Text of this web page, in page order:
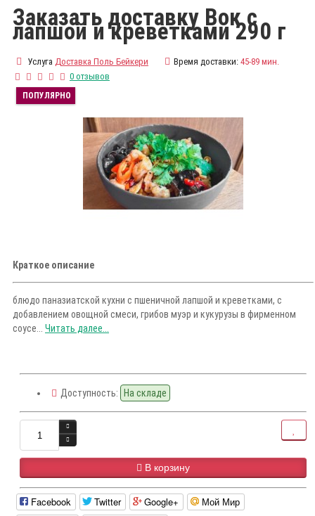
Заказать доставку Вок с
лапшой и креветками 290 г
Услуга Доставка Поль Бейкери Время доставки: 45-89 мин.
0 отзывов
ПОПУЛЯРНО
Краткое описание
блюдо паназиатской кухни с пшеничной лапшой и креветками, с
добавлением овощной смеси, грибов муэр и кукурузы в фирменном
соусе... Читать далее...
Доступность: На складе
В корзину
Facebook Twitter Google+ Мой Мир